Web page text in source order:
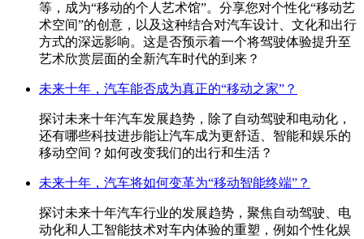
等，成为“移动的个人艺术馆”。分享您对个性化“移动艺
术空间”的创意，以及这种结合对汽车设计、文化和出行
方式的深远影响。这是否预示着一个将驾驶体验提升至
艺术欣赏层面的全新汽车时代的到来？
未来十年，汽车能否成为真正的“移动之家”？
探讨未来十年汽车发展趋势，除了自动驾驶和电动化，
还有哪些科技进步能让汽车成为更舒适、智能和娱乐的
移动空间？如何改变我们的出行和生活？
未来十年，汽车将如何变革为“移动智能终端”？
探讨未来十年汽车行业的发展趋势，聚焦自动驾驶、电
动化和人工智能技术对车内体验的重塑，例如个性化娱